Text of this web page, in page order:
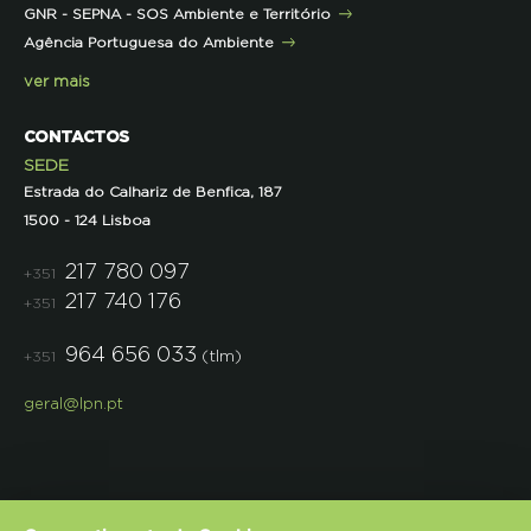
Projetos
Semana do Jornalismo de Ambiente 2023
GNR - SEPNA - SOS Ambiente e Território
Agência Portuguesa do Ambiente
ver mais
CONTACTOS
SEDE
Estrada do Calhariz de Benfica, 187
1500 - 124 Lisboa
+351 217 780 097
+351 217 740 176
+351 964 656 033 (tlm)
geral@lpn.pt